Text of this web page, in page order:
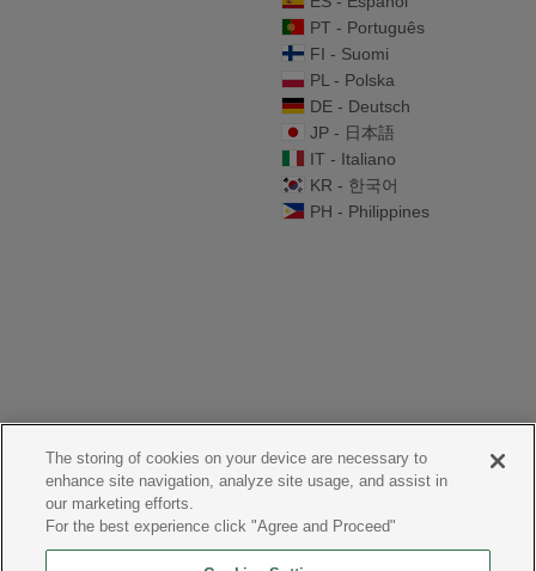
PT - Português
FI - Suomi
PL - Polska
DE - Deutsch
JP - 日本語
IT - Italiano
KR - 한국어
PH - Philippines
The storing of cookies on your device are necessary to
enhance site navigation, analyze site usage, and assist in
our marketing efforts.
For the best experience click "Agree and Proceed"